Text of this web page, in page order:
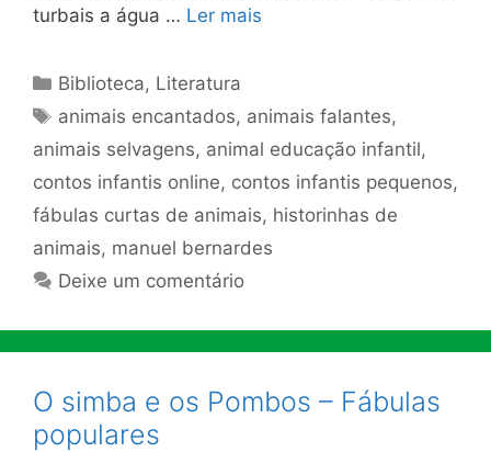
turbais a água … Ler mais
Categorias
Biblioteca, Literatura
Tags
animais encantados, animais falantes,
animais selvagens, animal educação infantil,
contos infantis online, contos infantis pequenos,
fábulas curtas de animais, historinhas de
animais, manuel bernardes
Deixe um comentário
O simba e os Pombos – Fábulas
populares